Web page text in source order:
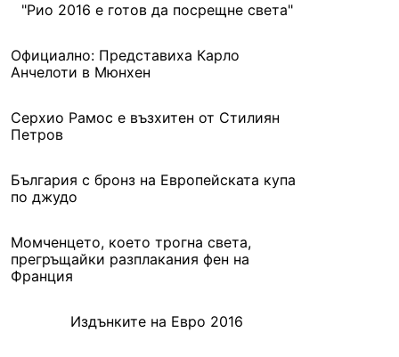
"Рио 2016 е готов да посрещне света"
Официално: Представиха Карло
Анчелоти в Мюнхен
Серхио Рамос е възхитен от Стилиян
Петров
България с бронз на Европейската купа
по джудо
Момченцето, което трогна света,
прегръщайки разплакания фен на
Франция
Издънките на Евро 2016